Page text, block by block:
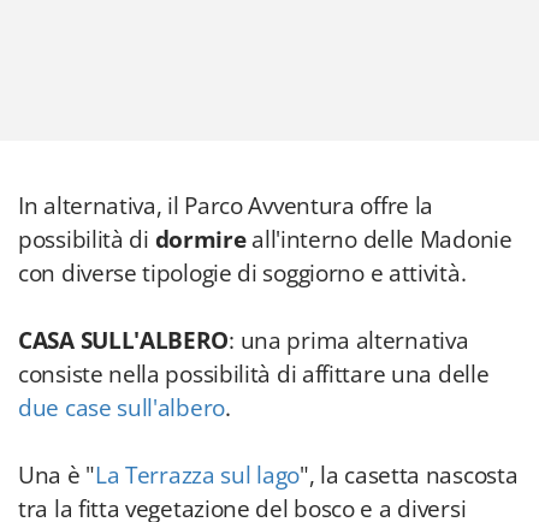
In alternativa, il Parco Avventura offre la
possibilità di dormireall'interno delle Madonie
con diverse tipologie di soggiorno e attività.
CASA SULL'ALBERO: una prima alternativa
consiste nella possibilità di affittare una delle
due case sull'albero.
Una è "La Terrazza sul lago", la casetta nascosta
tra la fitta vegetazione del bosco e a diversi